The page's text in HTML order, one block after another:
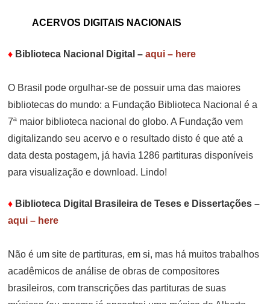
ACERVOS DIGITAIS NACIONAIS
♦ Biblioteca Nacional Digital –aqui – here
O Brasil pode orgulhar-se de possuir uma das maiores
bibliotecas do mundo: a Fundação Biblioteca Nacional é a
7ª maior biblioteca nacional do globo. A Fundação vem
digitalizando seu acervo e o resultado disto é que até a
data desta postagem, já havia 1286 partituras disponíveis
para visualização e download. Lindo!
♦ Biblioteca Digital Brasileira de Teses e Dissertações –
aqui – here
Não é um site de partituras, em si, mas há muitos trabalhos
acadêmicos de análise de obras de compositores
brasileiros, com transcrições das partituras de suas